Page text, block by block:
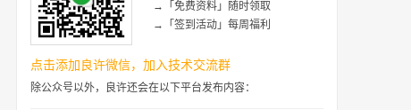
→「免费资料」随时领取
→「签到活动」每周福利
点击添加良许微信，加入技术交流群
除公众号以外，良许还会在以下平台发布内容：